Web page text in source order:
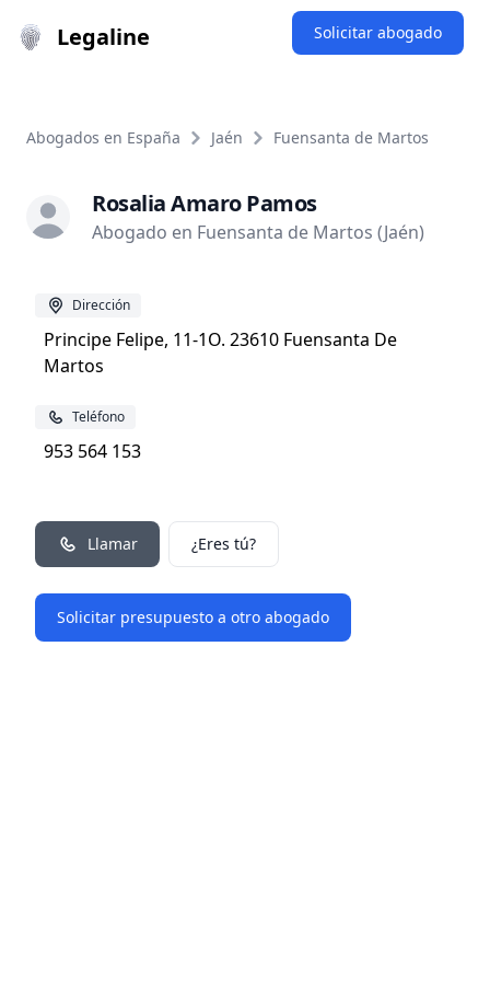
Legaline Solicitar abogado
Abogados en España Jaén Fuensanta de Martos
Rosalia Amaro Pamos
Abogado en Fuensanta de Martos (Jaén)
Dirección
Principe Felipe, 11-1O. 23610 Fuensanta De
Martos
Teléfono
953 564 153
Llamar ¿Eres tú?
Solicitar presupuesto a otro abogado